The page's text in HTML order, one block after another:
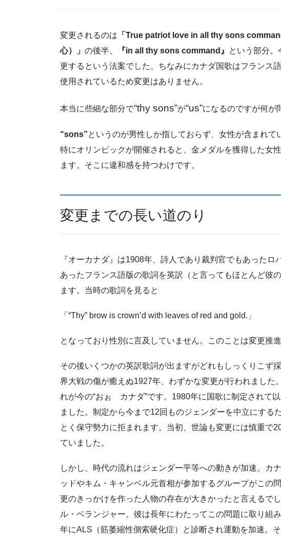
変更されるのは 「True patriot love in all thy sons
心）」 の後半、 『in all thy sons command』 という部分。
更するという法案でした。ちなみにカナダ国歌はフランス
使用されているため変更はありません。
本当に些細な部分で“thy sons”が“us”になるのですが何が
“sons”というのが男性しか指しておらず、女性が含まれて
特にオリンピックが開催されると、金メダルを獲得した女
ます。そこに違和感を持つわけです。
変更までの長い道のり
『オーカナダ』は1908年、詩人であり裁判官でもあった
あったフランス語版の歌詞を英訳（と言ってもほとんど彼
ます。当時の歌詞を見ると
「“Thy” brow is crown’d with leaves of red and gold.」
となっており性別に言及していません。このことは変更推
その後いくつかの英訳歌詞が出ますがどれもしっくりこず
界大戦の傷が癒えぬ1927年、わずかな変更が行われました
れが今の“おぉ カナダ”です。1980年に国歌に制定されて
ました。制定から今まで12回ものジェンダーを中立にする
とく保守勢力に拒まれます。当初、世論も変更には慎重で
ていました。
しかし、時代の流れはジェンダー平等への動きが加速。カ
ッドやキム・キャンベル元首相が参加するグループがこの
更のきっかけを作った人物の存在が大きかったと言えるで
ル・ベランジャー。彼は長年にわたってこの問題に取り組
年にALS（筋萎縮性側索硬化症）と診断され運動を加速。